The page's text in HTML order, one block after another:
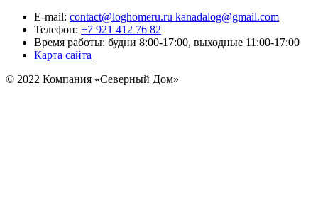
E-mail: contact@loghomeru.ru kanadalog@gmail.com
Телефон: +7 921 412 76 82
Время работы: будни 8:00-17:00, выходные 11:00-17:00
Карта сайта
© 2022 Компания «Северный Дом»